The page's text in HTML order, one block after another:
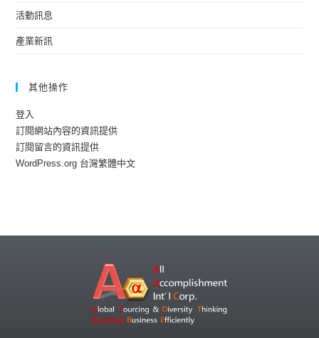
活動訊息
產業新訊
其他操作
登入
訂閱網站內容的資訊提供
訂閱留言的資訊提供
WordPress.org 台灣繁體中文